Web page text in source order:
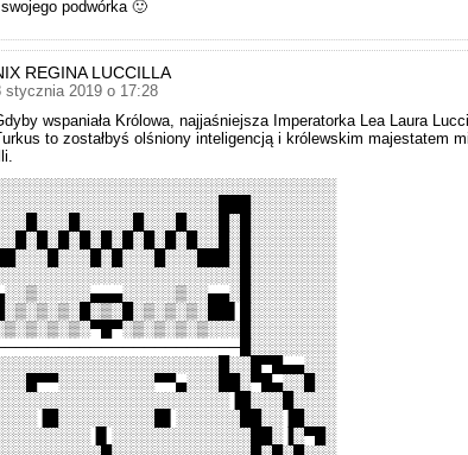
podwórka 🙂
REGINA LUCCILLA
stycznia 2019 o 17:28
wspaniała Królowa, najjaśniejsza Imperatorka Lea Laura
to zostałbyś olśniony inteligencją i królewskim majestatem